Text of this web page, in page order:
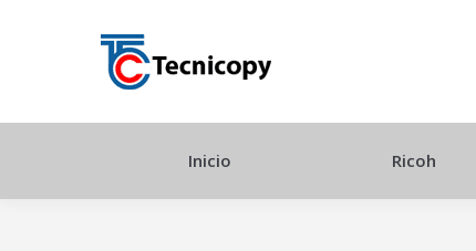
Inicio Ricoh